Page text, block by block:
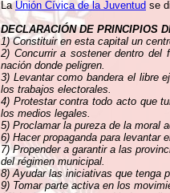
LaUnión Cívica de la Juventud se
DECLARACIÓN DE PRINCIPIOS
1) Constituir en esta capital un
2) Concurrir a sostener dentro del
nación donde peligren.
3) Levantar como bandera el libre
los trabajos electorales.
4) Protestar contra todo acto que
los medios legales.
5) Proclamar la pureza de la moral
6) Hacer propaganda para levantar
7) Propender a garantir a las
del régimen municipal.
8) Ayudar las iniciativas que tenga
9) Tomar parte activa en los